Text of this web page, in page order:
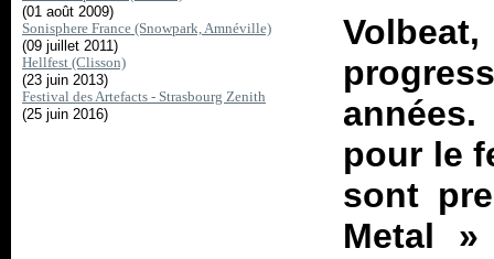
(01 août 2009)
Sonisphere France (Snowpark, Amnéville)
(09 juillet 2011)
Hellfest (Clisson)
(23 juin 2013)
Festival des Artefacts - Strasbourg Zenith
(25 juin 2016)
pour le
sont
Metal »